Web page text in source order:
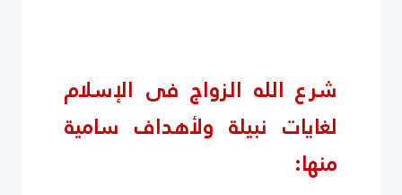
شرع الله الزواج فى الإسلام
لغايات نبيلة ولأهداف سامية
منها: